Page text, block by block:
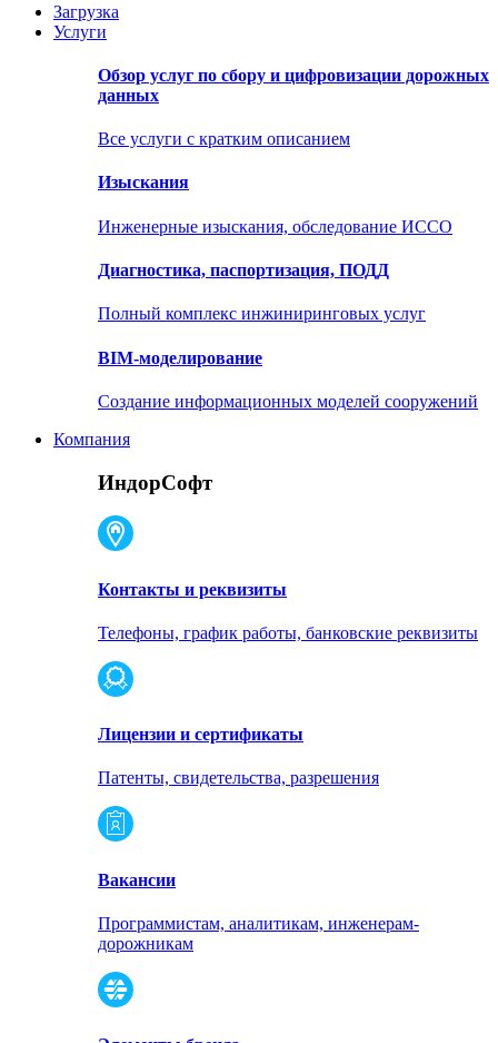
Загрузка
Услуги
Обзор услуг по сбору и цифровизации дорожных
данных
Все услуги с кратким описанием
Изыскания
Инженерные изыскания, обследование ИССО
Диагностика, паспортизация, ПОДД
Полный комплекс инжиниринговых услуг
BIM-моделирование
Создание информационных моделей сооружений
Компания
ИндорСофт
Контакты и реквизиты
Телефоны, график работы, банковские реквизиты
Лицензии и сертификаты
Патенты, свидетельства, разрешения
Вакансии
Программистам, аналитикам, инженерам-
дорожникам